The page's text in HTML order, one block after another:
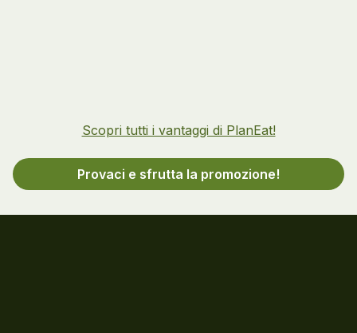
Scopri tutti i vantaggi di PlanEat!
Provaci e sfrutta la promozione!